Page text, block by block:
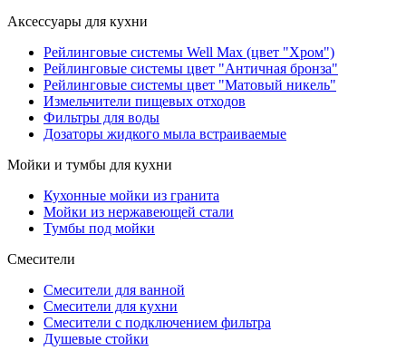
Аксессуары для кухни
Рейлинговые системы Well Max (цвет "Хром")
Рейлинговые системы цвет "Античная бронза"
Рейлинговые системы цвет "Матовый никель"
Измельчители пищевых отходов
Фильтры для воды
Дозаторы жидкого мыла встраиваемые
Мойки и тумбы для кухни
Кухонные мойки из гранита
Мойки из нержавеющей стали
Тумбы под мойки
Смесители
Смесители для ванной
Смесители для кухни
Смесители с подключением фильтра
Душевые стойки